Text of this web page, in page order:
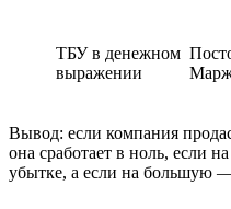
ТБУ в денежном
выражении
Вывод: если компания
она сработает в ноль, если
убытке, а если на большую